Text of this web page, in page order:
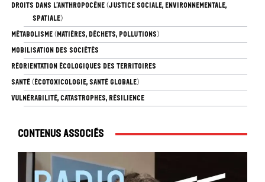
DROITS DANS L’ANTHROPOCÈNE (JUSTICE SOCIALE, ENVIRONNEMENTALE,
SPATIALE)
MÉTABOLISME (MATIÈRES, DÉCHETS, POLLUTIONS)
MOBILISATION DES SOCIÉTÉS
RÉORIENTATION ÉCOLOGIQUES DES TERRITOIRES
SANTÉ (ÉCOTOXICOLOGIE, SANTÉ GLOBALE)
VULNÉRABILITÉ, CATASTROPHES, RÉSILIENCE
Contenus associés